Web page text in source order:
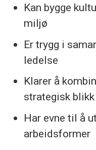
Kan bygge
miljø
Er trygg i
ledelse
Klarer å
strategisk blikk
Har evne til å
arbeidsformer